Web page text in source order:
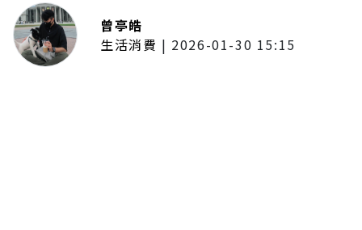
曾亭皓
生活消費 | 2026-01-30 15:15